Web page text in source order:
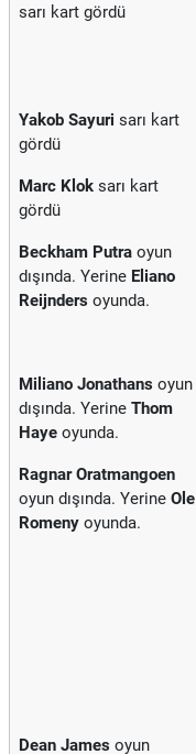
sarı kart gördü
Yakob Sayuri sarı kart
gördü
Marc Klok sarı kart
gördü
Beckham Putra oyun
dışında. Yerine Eliano
Reijnders oyunda.
Miliano Jonathans oyun
dışında. Yerine Thom
Haye oyunda.
Ragnar Oratmangoen
oyun dışında. Yerine Ole
Romeny oyunda.
Dean James oyun